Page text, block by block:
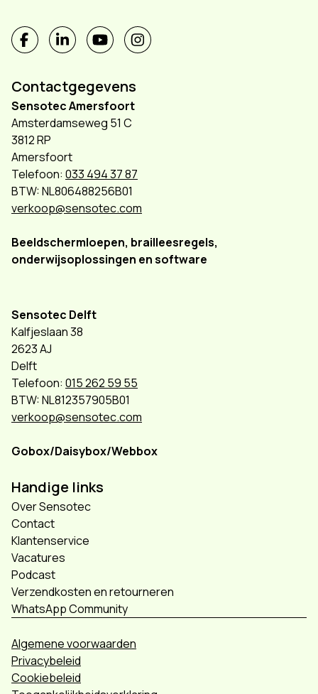
Contactgegevens
Sensotec Amersfoort
Amsterdamseweg 51 C
3812 RP
Amersfoort
Telefoon: 033 494 37 87
BTW: NL806488256B01
verkoop@sensotec.com
Beeldschermloepen, brailleesregels,
onderwijsoplossingen en software
Sensotec Delft
Kalfjeslaan 38
2623 AJ
Delft
Telefoon: 015 262 59 55
BTW: NL812357905B01
verkoop@sensotec.com
Gobox/Daisybox/Webbox
Handige links
Over Sensotec
Contact
Klantenservice
Vacatures
Podcast
Verzendkosten en retourneren
WhatsApp Community
Algemene voorwaarden
Privacybeleid
Cookiebeleid